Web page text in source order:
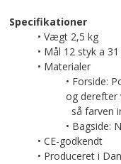
Specifikationer
• Vægt 2,5 kg
• Mål 12 styk a
• Materialer
• Forside:
og derefter
så farven
• Bagside:
• CE-godkendt
• Produceret i